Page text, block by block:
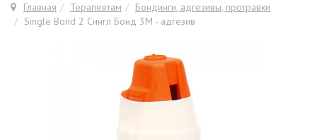
Главная Терапевтам
Бондинги, адгезивы, протравки
Single Bond 2 Сингл Бонд 3M - адгезив